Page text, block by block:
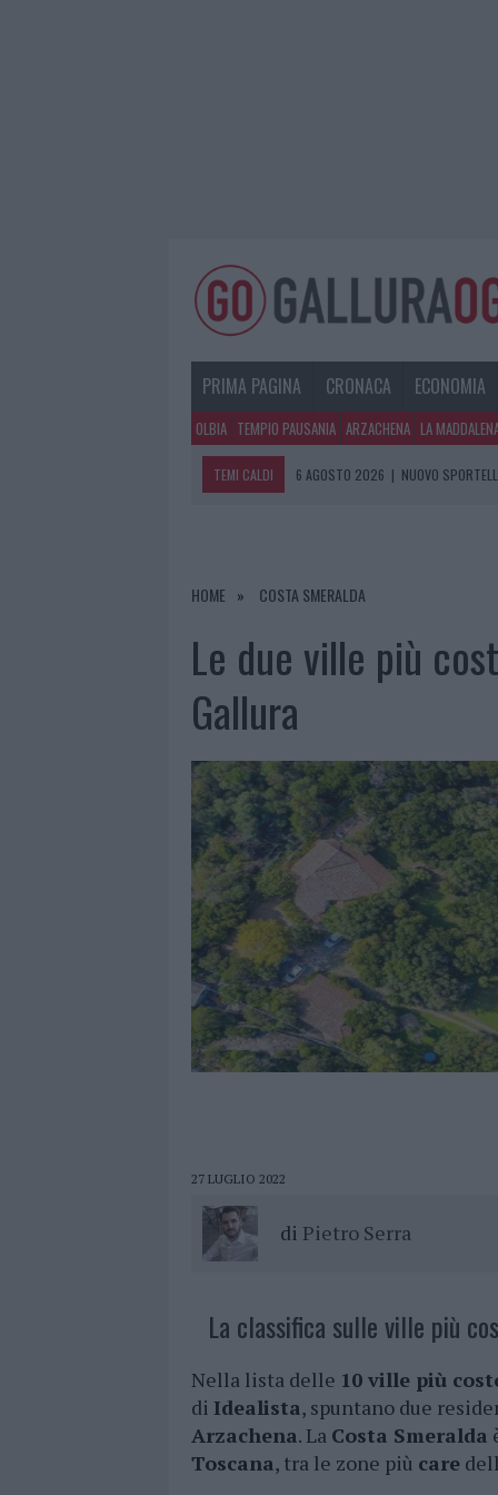
PRIMA PAGINA CRONACA ECONOMIA
OLBIA TEMPIO PAUSANIA ARZACHENA LA
TEMI CALDI 6 AGOSTO 2026 | NUOVO
6 AGOSTO 2026
| EVENTI IN GALLURA, DA
6 AGOSTO 2026
| È MORTO FRANCESCO
HOME COSTA SMERALDA
Le due ville più
Gallura
27 LUGLIO 2022
di Pietro Serra
La classifica sulle ville più
Nella lista delle 10 ville più
di Idealista, spuntano due
Arzachena. La Costa Smeralda
Toscana, tra le zone più care